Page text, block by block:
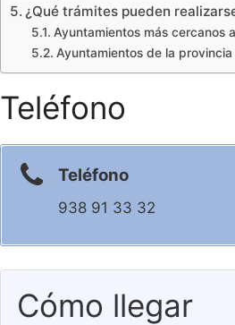
¿Qué trámites pueden
Ayuntamientos más cercanos
Ayuntamientos de la
Teléfono
Teléfono
938 91 33 32
Cómo llegar